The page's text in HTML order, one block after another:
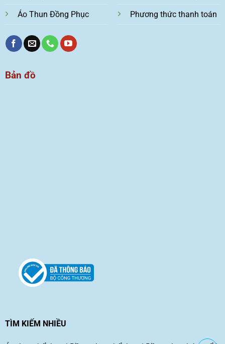
Áo Thun Đồng Phục Phương thức thanh toán
Bản đồ
TÌM KIẾM NHIỀU